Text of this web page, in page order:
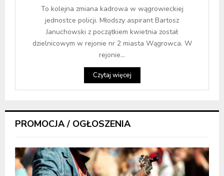
To kolejna zmiana kadrowa w wągrowieckiej
jednostce policji. Młodszy aspirant Bartosz
Januchowski z początkiem kwietnia został
dzielnicowym w rejonie nr 2 miasta Wągrowca. W
rejonie...
Czytaj więcej
PROMOCJA / OGŁOSZENIA